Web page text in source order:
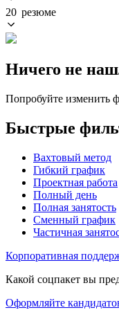
20 резюме
Ничего не
Попробуйте изменить
Быстрые
Вахтовый метод
Гибкий график
Проектная работа
Полный день
Полная занятость
Сменный график
Частичная
Корпоративная
Какой соцпакет вы
Оформляйте